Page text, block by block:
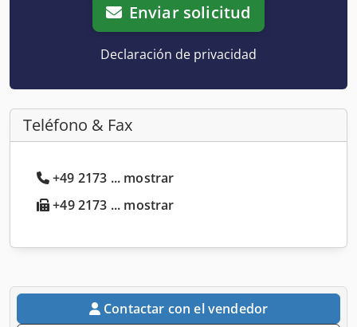
Enviar solicitud
Declaración de privacidad
Teléfono & Fax
+49 2173 ... mostrar
+49 2173 ... mostrar
Contactar con el vendedor